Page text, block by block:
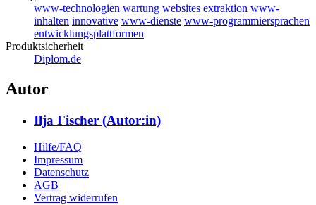
Schlagworte
www-technologien wartung websites extraktion www-
inhalten innovative www-dienste
entwicklungsplattformen
Produktsicherheit
Ilja Fischer (Autor:in)
Hilfe/FAQ
Impressum
Datenschutz
AGB